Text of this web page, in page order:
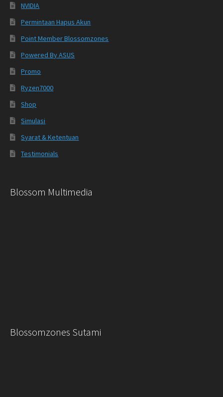
NVIDIA
Permintaan Hapus Akun
Point Member Blossomzones
Powered By ASUS
Promo
Ryzen7000
Shop
Simulasi
Syarat & Ketentuan
Testimonials
Blossom Multimedia
Blossomzones Sutami